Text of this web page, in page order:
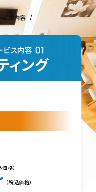
ビス内容
ビス内容
ィング
価格）
（税込価格）